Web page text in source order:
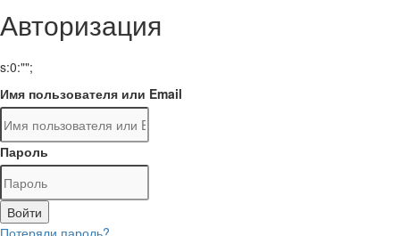
Авторизация
s:0:"";
Имя пользователя или Email
Пароль
Войти
Потеряли пароль?